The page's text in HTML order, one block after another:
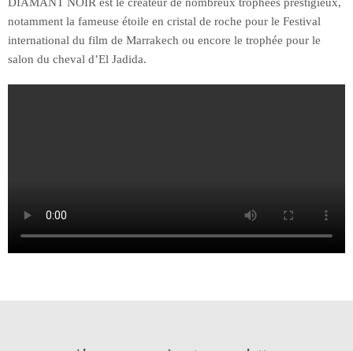
notamment la fameuse étoile en cristal de roche pour le Festival
international du film de Marrakech ou encore le trophée pour le
salon du cheval d’El Jadida.